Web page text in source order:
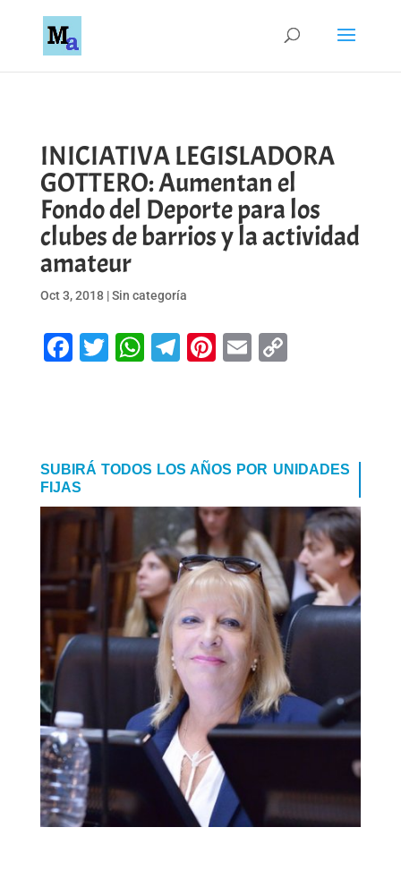
INICIATIVA LEGISLADORA
GOTTERO: Aumentan el
Fondo del Deporte para los
clubes de barrios y la actividad
amateur
Oct 3, 2018|Sin categoría
Facebook
Twitter
WhatsApp
Telegram
Pinterest
EmailCopy
SUBIRÁ TODOS LOS AÑOS POR UNIDADES
FIJAS